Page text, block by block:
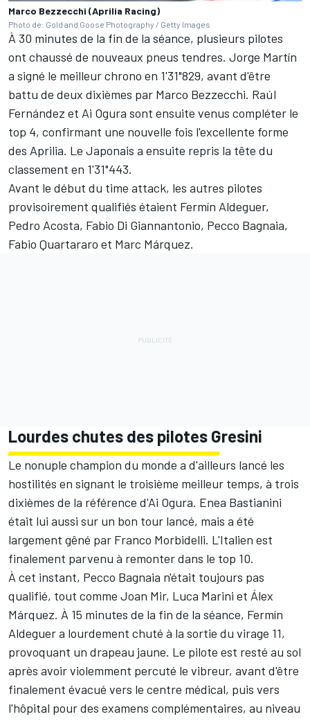
Marco Bezzecchi (Aprilia Racing)
Photo de: Gold and Goose Photography / Getty Images
À 30 minutes de la fin de la séance, plusieurs pilotes
ont chaussé de nouveaux pneus tendres. Jorge Martín
a signé le meilleur chrono en 1'31"829, avant d'être
battu de deux dixièmes par Marco Bezzecchi. Raúl
Fernández et Ai Ogura sont ensuite venus compléter le
top 4, confirmant une nouvelle fois l'excellente forme
des Aprilia. Le Japonais a ensuite repris la tête du
classement en 1'31"443.
Avant le début du time attack, les autres pilotes
provisoirement qualifiés étaient Fermín Aldeguer,
Pedro Acosta, Fabio Di Giannantonio, Pecco Bagnaia,
Fabio Quartararo et Marc Márquez.
Lourdes chutes des pilotes Gresini
Le nonuple champion du monde a d'ailleurs lancé les
hostilités en signant le troisième meilleur temps, à trois
dixièmes de la référence d'Ai Ogura. Enea Bastianini
était lui aussi sur un bon tour lancé, mais a été
largement gêné par Franco Morbidelli. L'Italien est
finalement parvenu à remonter dans le top 10.
À cet instant, Pecco Bagnaia n'était toujours pas
qualifié, tout comme Joan Mir, Luca Marini et Álex
Márquez. À 15 minutes de la fin de la séance, Fermín
Aldeguer a lourdement chuté à la sortie du virage 11,
provoquant un drapeau jaune. Le pilote est resté au sol
après avoir violemment percuté le vibreur, avant d'être
finalement évacué vers le centre médical, puis vers
l'hôpital pour des examens complémentaires, au niveau